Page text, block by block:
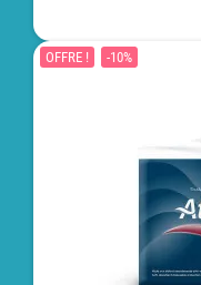
OFFRE ! -10%